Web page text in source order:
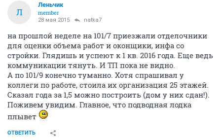
Л
Леньчик
member
28 мая 2015 natka7
на прошлой неделе на 101/7 приезжали отделочники
для оценки объема работ и оконщики, инфа со
стройки. Глядишь и успеют к 1 кв. 2016 года. Еще ведь
коммуникации тянуть. И ТП пока не видно.
А по 101/9 конечно туманно. Хотя спрашивал у
коллеги по работе, стоила их организация 25 этажей.
Сказал года за 1,5 можно построить (дом у них сдан!).
Поживем увидим. Главное, что подводная лодка
плывет
ОТВЕТИТЬ